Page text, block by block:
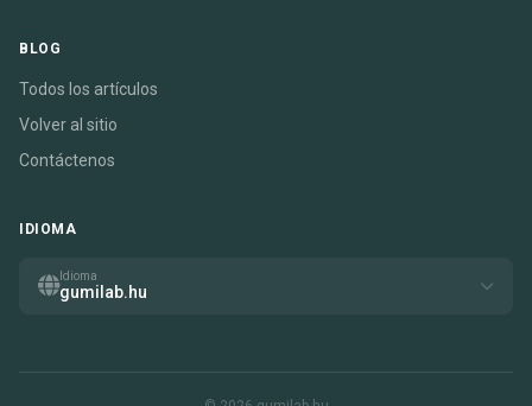
BLOG
Todos los artículos
Volver al sitio
Contáctenos
IDIOMA
Idioma
gumilab.hu